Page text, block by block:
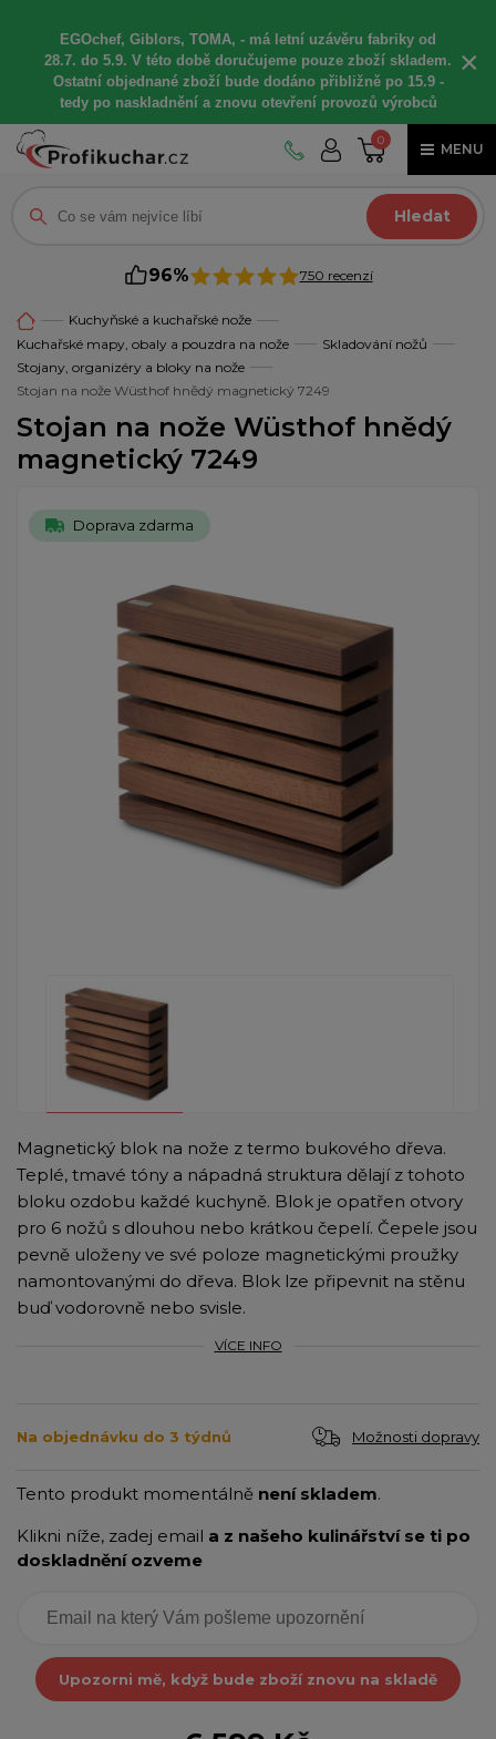
EGOchef, Giblors, TOMA, - má letní uzávěru fabriky od
28.7. do 5.9. V této době doručujeme pouze zboží skladem.
Ostatní objednané zboží bude dodáno přibližně po 15.9 -
tedy po naskladnění a znovu otevření provozů výrobců
×
0
MENU
Hledat
96% 750 recenzí
Kuchyňské a kuchařské nože
Kuchařské mapy, obaly a pouzdra na nože
Skladování nožů
Stojany, organizéry a bloky na nože
Stojan na nože Wüsthof hnědý magnetický 7249
Stojan na nože Wüsthof hnědý
magnetický 7249
Doprava zdarma
Magnetický blok na nože z termo bukového dřeva.
Teplé, tmavé tóny a nápadná struktura dělají z tohoto
bloku ozdobu každé kuchyně. Blok je opatřen otvory
pro 6 nožů s dlouhou nebo krátkou čepelí. Čepele jsou
pevně uloženy ve své poloze magnetickými proužky
namontovanými do dřeva. Blok lze připevnit na stěnu
buď vodorovně nebo svisle.
VÍCE INFO
Na objednávku do 3 týdnů Možnosti dopravy
Tento produkt momentálně není skladem.
Klikni níže, zadej email a z našeho kulinářství se ti po
doskladnění ozveme
Upozorni mě, když bude zboží znovu na skladě